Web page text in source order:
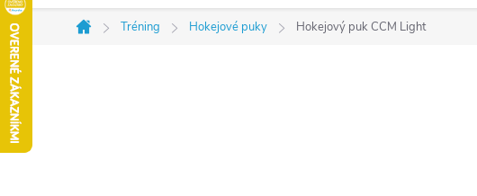
Domov
Tréning Hokejové puky Hokejový puk CCM Light